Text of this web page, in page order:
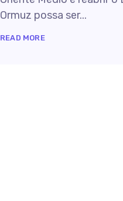
Ormuz possa ser...
READ MORE